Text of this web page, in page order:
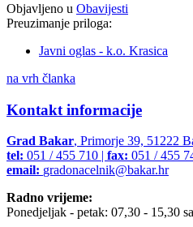
Objavljeno u Obavijesti
Preuzimanje priloga:
Javni oglas - k.o. Krasica
na vrh članka
Kontakt informacije
Grad Bakar, Primorje 39, 51222
tel: 051 / 455 710 | fax: 051 / 455
email: gradonacelnik@bakar.hr
Radno vrijeme:
Ponedjeljak - petak: 07,30 - 15,30